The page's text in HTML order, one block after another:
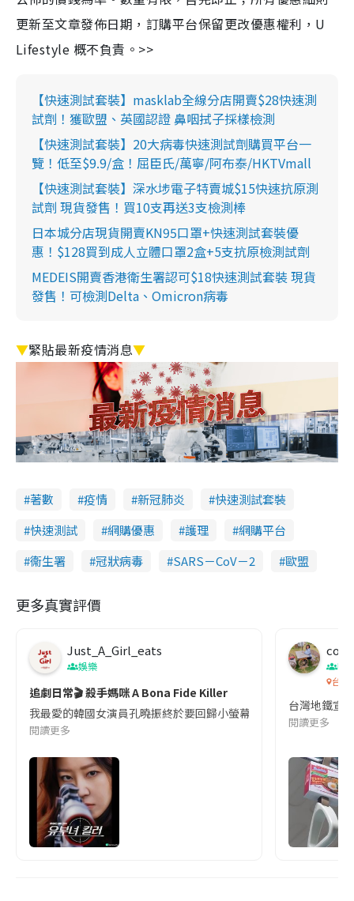
更新至文章發佈日期，訂購平台保留更改優惠權利，U
Lifestyle 概不負責。>>
【快速測試套裝】masklab全線分店開賣$28快速測
試劑！獲歐盟、英國認證 鼻咽拭子採樣檢測
【快速測試套裝】20大病毒快速測試劑購買平台一
覽！低至$9.9/盒！屈臣氏/萬寧/阿布泰/HKTVmall
【快速測試套裝】深水埗電子特賣城$15快速抗原測
試劑 現貨發售！買10支再送3支檢測棒
日本城分店現貨開賣KN95口罩+快速測試套裝優
惠！$128買到成人立體口罩2盒+5支抗原檢測試劑
MEDEIS開賣香港衛生署認可$18快速測試套裝 現貨
發售！可檢測Delta、Omicron病毒
▼緊貼最新疫情消息▼
著數 疫情 新冠肺炎
快速測試套裝
快速測試
網購優惠 護理
網購平台
衞生署
冠狀病毒 SARS－CoV－2 歐盟
更多真實評價
Just_A_Girl_eats
娛樂
追劇日常🎬 殺手媽咪 A Bona Fide Killer
我最愛的韓國女演員孔曉振終於要回歸小螢幕啦!這次的劇本改編
閱讀更多
co
吹
台灣
台灣地鐵宣
閱讀更多